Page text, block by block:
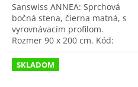
Sanswiss ANNEA: Sprchová
bočná stena, čierna matná, s
vyrovnávacím profilom.
Rozmer 90 x 200 cm. Kód:
ANT09000607. Štýlové a
kvalitné riešenie do kúpeľne.
SKLADOM